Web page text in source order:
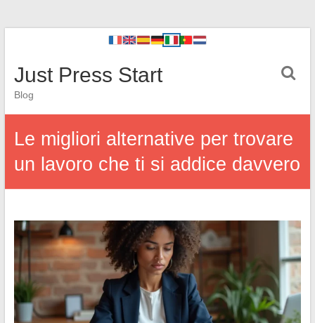
Just Press Start
Blog
Le migliori alternative per trovare
un lavoro che ti si addice davvero